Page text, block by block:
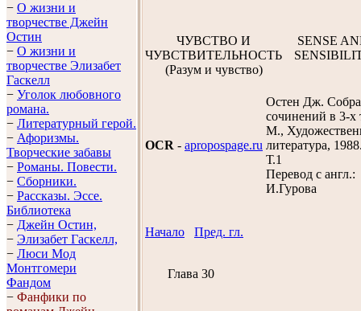
− О жизни и
творчестве Джейн
Остин
− О жизни и
творчестве Элизабет
Гaскелл
− Уголок любовного
романа.
− Литературный герой.
− Афоризмы.
Творческие забавы
− Романы. Повести.
− Сборники.
− Рассказы. Эссe.
Библиотека
− Джейн Остин,
− Элизабет Гaскелл,
− Люси Мод
Монтгомери
Фандом
− Фанфики по
ЧУВСТВО И
ЧУВСТВИТЕЛЬНОСТЬ
(Разум и чувство)
SENSE
OCR - apropospage.ru
Остен Дж.
сочинений в 3-х
М.,
литература,
Т.1
Перевод с англ.:
И.Гурова
Начало Пред. гл.
Глава 30